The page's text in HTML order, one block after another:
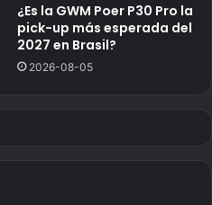
¿Es la GWM Poer P30 Pro la
pick-up más esperada del
2027 en Brasil?
2026-08-05